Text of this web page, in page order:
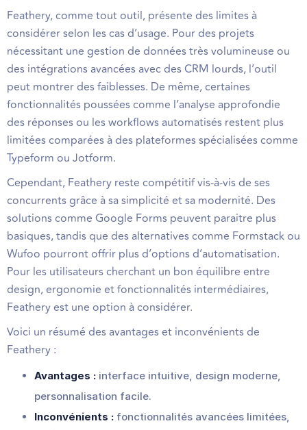
Feathery, comme tout outil, présente des limites à
considérer selon les cas d’usage. Pour des projets
nécessitant une gestion de données très volumineuse ou
des intégrations avancées avec des CRM lourds, l’outil
peut montrer des faiblesses. De même, certaines
fonctionnalités poussées comme l’analyse approfondie
des réponses ou les workflows automatisés restent plus
limitées comparées à des plateformes spécialisées comme
Typeform ou Jotform.
Cependant, Feathery reste compétitif vis-à-vis de ses
concurrents grâce à sa simplicité et sa modernité. Des
solutions comme Google Forms peuvent paraitre plus
basiques, tandis que des alternatives comme Formstack ou
Wufoo pourront offrir plus d’options d’automatisation.
Pour les utilisateurs cherchant un bon équilibre entre
design, ergonomie et fonctionnalités intermédiaires,
Feathery est une option à considérer.
Voici un résumé des avantages et inconvénients de
Feathery :
Avantages : interface intuitive, design moderne,
personnalisation facile.
Inconvénients : fonctionnalités avancées limitées,